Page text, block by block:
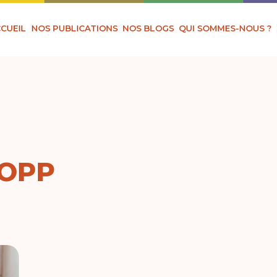
NOS PUBLICATIONS NOS BLOGS QUI SOMMES-NOUS ?